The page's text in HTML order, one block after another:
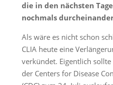
die in den nächsten
nochmals
Als wäre es nicht schon
CLIA heute eine
verkündet. Eigentlich sollte
der Centers for Disease